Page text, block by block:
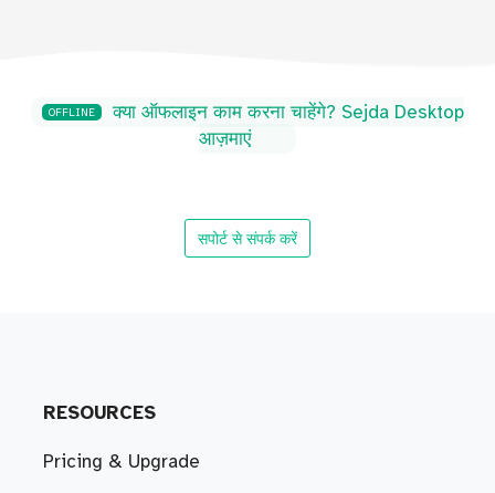
OFFLINE
क्या ऑफलाइन काम करना चाहेंगे? Sejda Desktop
आज़माएं
सपोर्ट से संपर्क करें
RESOURCES
Pricing & Upgrade